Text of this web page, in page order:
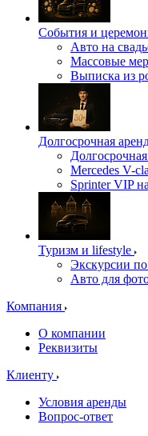
События и
Авто на
Массовые
Выписка из
Долгосрочная
Mercedes V-
Sprinter VIP
Туризм и lifestyle
Экскурсии
Авто для
Компания
О компании
Реквизиты
Клиенту
Условия аренды
Вопрос-ответ